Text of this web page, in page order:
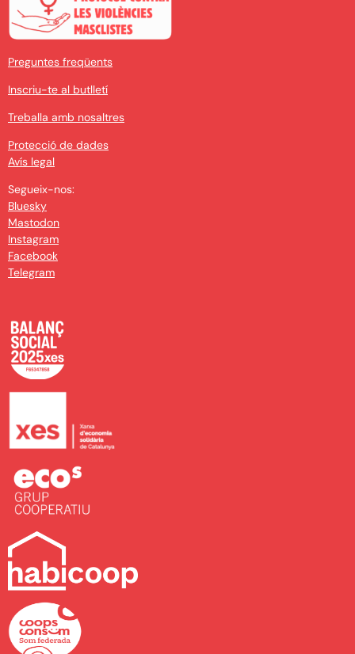
Preguntes freqüents
Inscriu-te al butlletí
Treballa amb nosaltres
Protecció de dades
Avís legal
Segueix-nos:
Bluesky
Mastodon
Instagram
Facebook
Telegram